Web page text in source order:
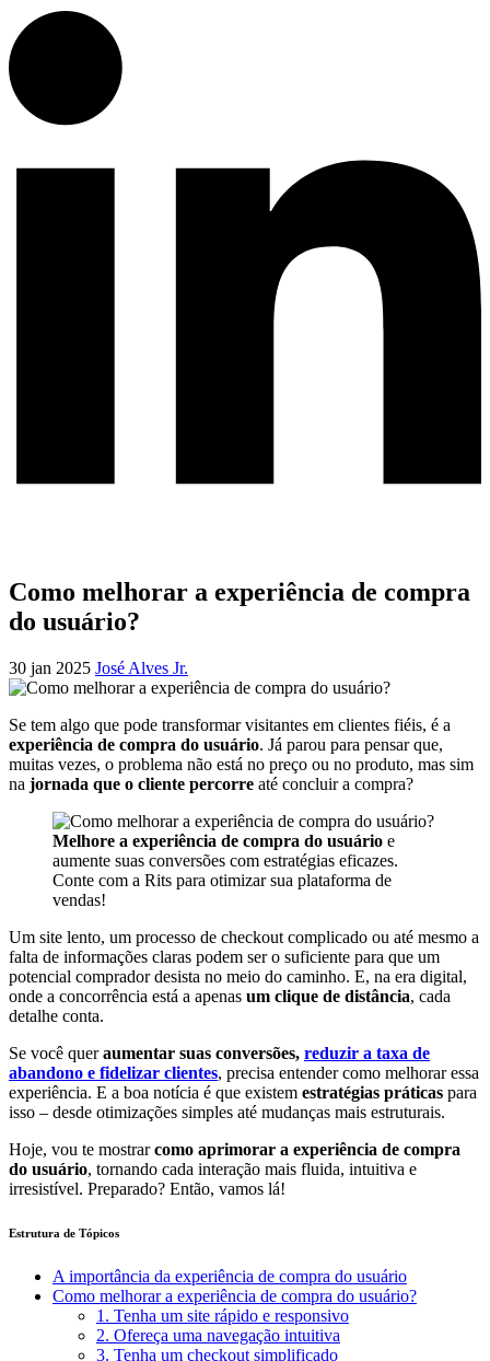
Como melhorar a experiência de compra
do usuário?
30 jan 2025 José Alves Jr.
Se tem algo que pode transformar visitantes em clientes fiéis, é a
experiência de compra do usuário. Já parou para pensar que,
muitas vezes, o problema não está no preço ou no produto, mas sim
na jornada que o cliente percorre até concluir a compra?
Melhore a experiência de compra do usuário e
aumente suas conversões com estratégias eficazes.
Conte com a Rits para otimizar sua plataforma de
vendas!
Um site lento, um processo de checkout complicado ou até mesmo a
falta de informações claras podem ser o suficiente para que um
potencial comprador desista no meio do caminho. E, na era digital,
onde a concorrência está a apenas um clique de distância, cada
detalhe conta.
Se você queraumentar suas conversões, reduzir a taxa de
abandono e fidelizar clientes, precisa entender como melhorar essa
experiência. E a boa notícia é que existem estratégias práticas para
isso – desde otimizações simples até mudanças mais estruturais.
Hoje, vou te mostrarcomo aprimorar a experiência de compra
do usuário, tornando cada interação mais fluida, intuitiva e
irresistível. Preparado? Então, vamos lá!
Estrutura de Tópicos
A importância da experiência de compra do usuário
Como melhorar a experiência de compra do usuário?
1. Tenha um site rápido e responsivo
2. Ofereça uma navegação intuitiva
3. Tenha um checkout simplificado